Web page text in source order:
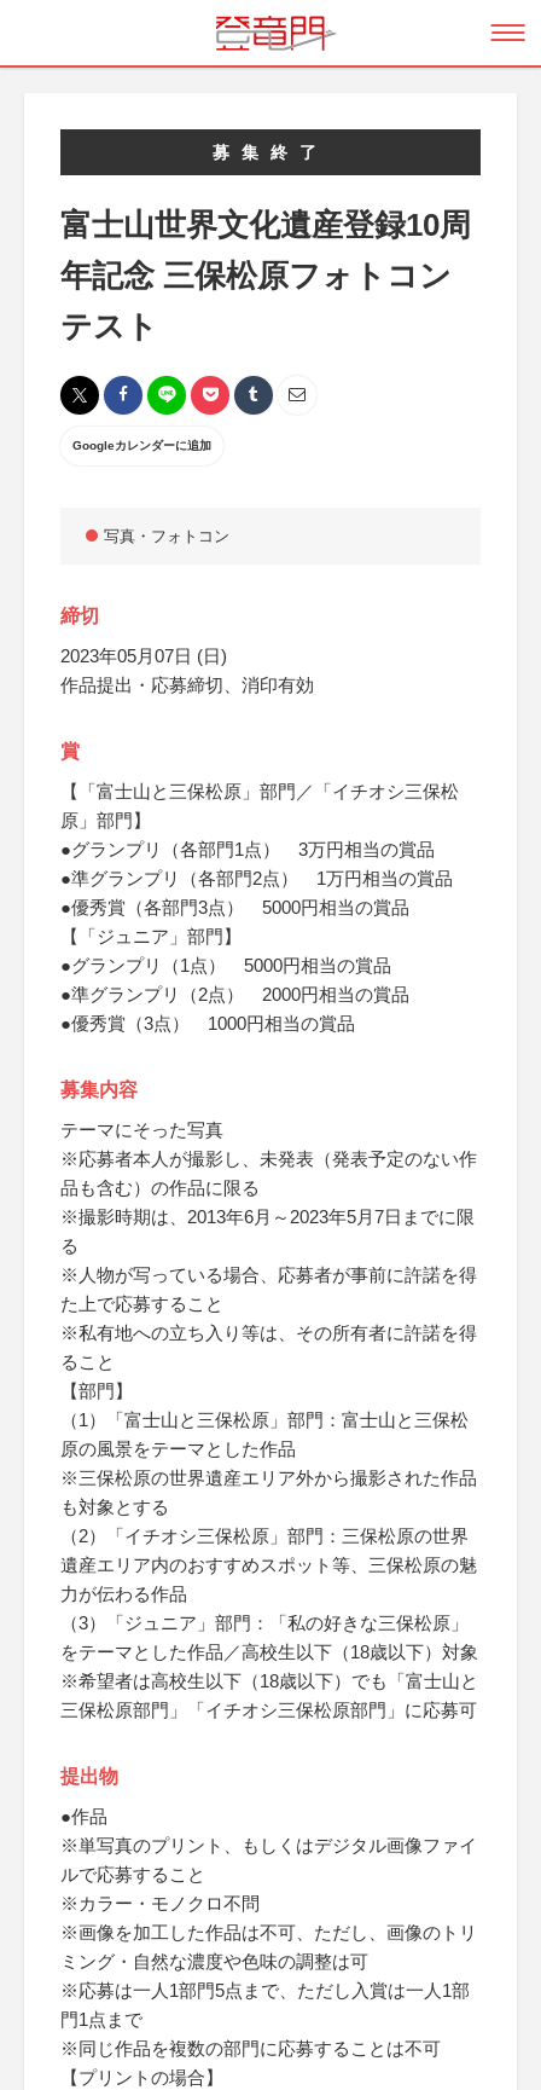
募集終了
富士山世界文化遺産登録10周
年記念 三保松原フォトコン
テスト
Googleカレンダーに追加
写真・フォトコン
締切
2023年05月07日 (日)
作品提出・応募締切、消印有効
賞
【「富士山と三保松原」部門／「イチオシ三保松
原」部門】
●グランプリ（各部門1点） 3万円相当の賞品
●準グランプリ（各部門2点） 1万円相当の賞品
●優秀賞（各部門3点） 5000円相当の賞品
【「ジュニア」部門】
●グランプリ（1点） 5000円相当の賞品
●準グランプリ（2点） 2000円相当の賞品
●優秀賞（3点） 1000円相当の賞品
募集内容
テーマにそった写真
※応募者本人が撮影し、未発表（発表予定のない作
品も含む）の作品に限る
※撮影時期は、2013年6月～2023年5月7日までに限
る
※人物が写っている場合、応募者が事前に許諾を得
た上で応募すること
※私有地への立ち入り等は、その所有者に許諾を得
ること
【部門】
（1）「富士山と三保松原」部門：富士山と三保松
原の風景をテーマとした作品
※三保松原の世界遺産エリア外から撮影された作品
も対象とする
（2）「イチオシ三保松原」部門：三保松原の世界
遺産エリア内のおすすめスポット等、三保松原の魅
力が伝わる作品
（3）「ジュニア」部門：「私の好きな三保松原」
をテーマとした作品／高校生以下（18歳以下）対象
※希望者は高校生以下（18歳以下）でも「富士山と
三保松原部門」「イチオシ三保松原部門」に応募可
提出物
●作品
※単写真のプリント、もしくはデジタル画像ファイ
ルで応募すること
※カラー・モノクロ不問
※画像を加工した作品は不可、ただし、画像のトリ
ミング・自然な濃度や色味の調整は可
※応募は一人1部門5点まで、ただし入賞は一人1部
門1点まで
※同じ作品を複数の部門に応募することは不可
【プリントの場合】